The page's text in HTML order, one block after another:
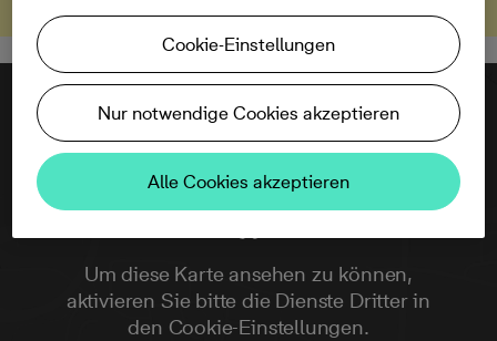
Um diese Karte ansehen zu können,
aktivieren Sie bitte die Dienste Dritter in
den Cookie-Einstellungen.
Cookie-Einstellungen
Nur notwendige Cookies akzeptieren
Alle Cookies akzeptieren